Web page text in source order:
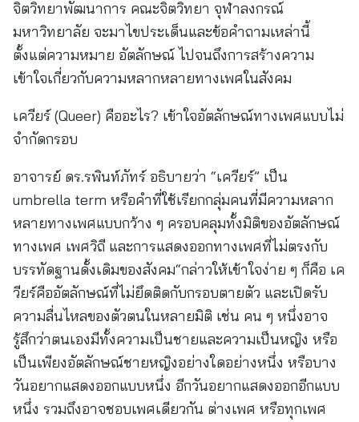
จิตวิทยาพัฒนาการ คณะจิตวิทยา จุฬาลงกรณ์
มหาวิทยาลัย จะมาไขประเด็นและข้อคำถามเหล่านี้
ตั้งแต่ความหมาย อัตลักษณ์ ไปจนถึงการสร้างความ
เข้าใจเกี่ยวกับความหลากหลายทางเพศในสังคม
เควียร์ (Queer) คืออะไร? เข้าใจอัตลักษณ์ทางเพศแบบไม่
จำกัดกรอบ
อาจารย์ ดร.รพินท์ภัทร์ อธิบายว่า “เควียร์” เป็น
umbrella term หรือคำที่ใช้เรียกกลุ่มคนที่มีความหลาก
หลายทางเพศแบบกว้าง ๆ ครอบคลุมทั้งมิติของอัตลักษณ์
ทางเพศ เพศวิถี และการแสดงออกทางเพศที่ไม่ตรงกับ
บรรทัดฐานดั้งเดิมของสังคม“กล่าวให้เข้าใจง่าย ๆ ก็คือ เค
วียร์คืออัตลักษณ์ที่ไม่ยึดติดกับกรอบตายตัว และเปิดรับ
ความลื่นไหลของตัวตนในหลายมิติ เช่น คน ๆ หนึ่งอาจ
รู้สึกว่าตนเองมีทั้งความเป็นชายและความเป็นหญิง หรือ
เป็นเพียงอัตลักษณ์ชายหญิงอย่างใดอย่างหนึ่ง หรือบาง
วันอยากแสดงออกแบบหนึ่ง อีกวันอยากแสดงออกอีกแบบ
หนึ่ง รวมถึงอาจชอบเพศเดียวกัน ต่างเพศ หรือทุกเพศ